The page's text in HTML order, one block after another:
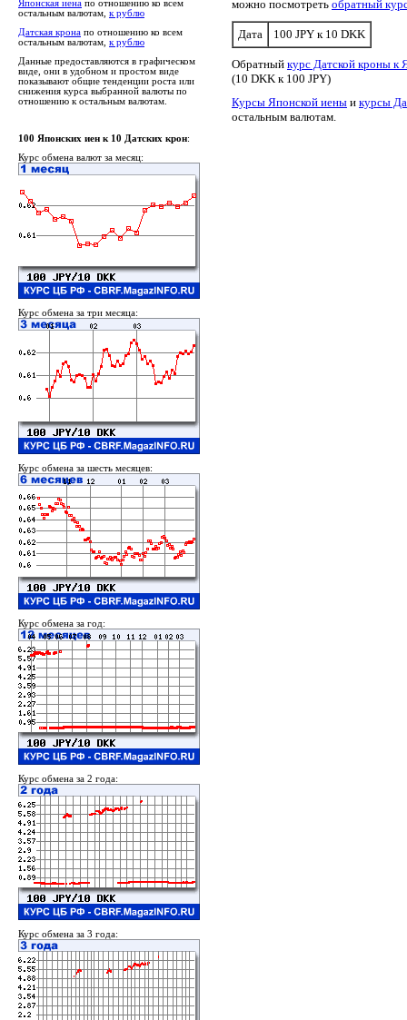
Японская иена по отношению ко всем
остальным валютам, к рублю
Датская крона по отношению ко всем
остальным валютам, к рублю
Данные предоставляются в графическом
виде, они в удобном и простом виде
показывают общие тенденции роста или
снижения курса выбранной валюты по
отношению к остальным валютам.
можно посмотреть обратный
Дата 100 JPY к 10 DKK
Обратный курс Датской кроны к
(10 DKK к 100 JPY)
Курсы Японской иены и курсы
остальным валютам.
100 Японских иен к 10 Датских крон:
Курс обмена валют за месяц:
Курс обмена за три месяца:
Курс обмена за шесть месяцев:
Курс обмена за год:
Курс обмена за 2 года:
Курс обмена за 3 года: